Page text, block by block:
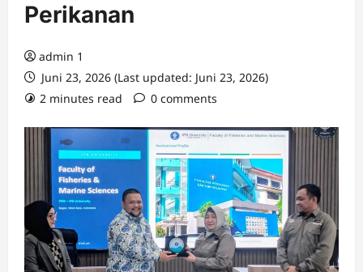
Perikanan
admin 1
Juni 23, 2026 (Last updated: Juni 23, 2026)
2 minutes read
0 comments